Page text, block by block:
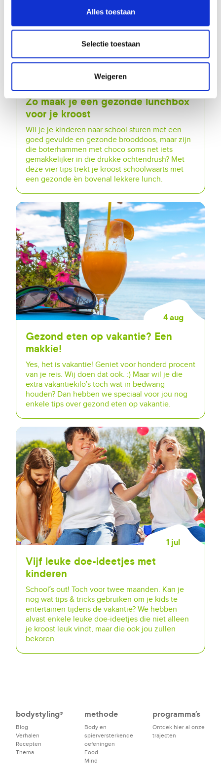
Alles toestaan
Selectie toestaan
Weigeren
Zo maak je een gezonde lunchbox
voor je kroost
Wil je je kinderen naar school sturen met een
goed gevulde en gezonde brooddoos, maar zijn
die boterhammen met choco soms net iets
gemakkelijker in die drukke ochtendrush? Met
deze vier tips trekt je kroost schoolwaarts met
een gezonde èn bovenal lekkere lunch.
4 aug
Gezond eten op vakantie? Een
makkie!
Yes, het is vakantie! Geniet voor honderd procent
van je reis. Wij doen dat ook. :) Maar wil je die
extra vakantiekilo’s toch wat in bedwang
houden? Dan hebben we speciaal voor jou nog
enkele tips over gezond eten op vakantie.
1 jul
Vijf leuke doe-ideetjes met
kinderen
School’s out! Toch voor twee maanden. Kan je
nog wat tips & tricks gebruiken om je kids te
entertainen tijdens de vakantie? We hebben
alvast enkele leuke doe-ideetjes die niet alleen
je kroost leuk vindt, maar die ook jou zullen
bekoren.
bodystyling®
Blog
Verhalen
Recepten
Thema
methode
Body en
spierversterkende
oefeningen
Food
Mind
programma's
Ontdek hier al onze
trajecten